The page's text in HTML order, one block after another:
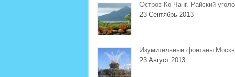
Остров Ко Чанг. Райский
23 Сентябрь 2013
Изумительные фонтаны
23 Август 2013